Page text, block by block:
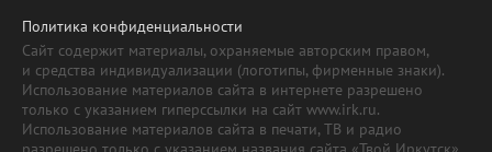
Политика конфиденциальности
Сайт содержит материалы, охраняемые авторским правом,
и средства индивидуализации (логотипы, фирменные знаки).
Использование материалов сайта в интернете разрешено
только с указанием гиперссылки на сайт www.irk.ru.
Использование материалов сайта в печати, ТВ и радио